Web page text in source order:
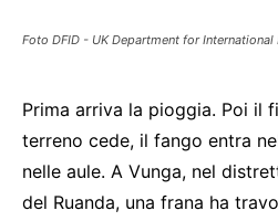
Foto DFID - UK Department for International
Prima arriva la pioggia. Poi il
terreno cede, il fango entra
nelle aule. A Vunga, nel
del Ruanda, una frana ha